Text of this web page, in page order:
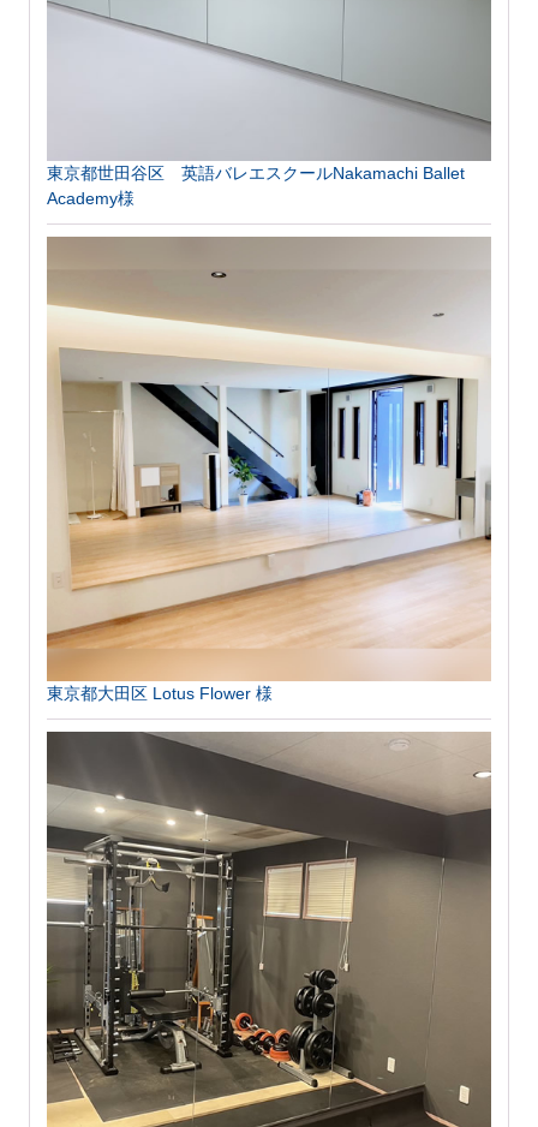
東京都世田谷区 英語バレエスクールNakamachi Ballet
Academy様
東京都大田区 Lotus Flower 様